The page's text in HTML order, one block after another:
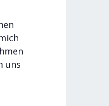
uns